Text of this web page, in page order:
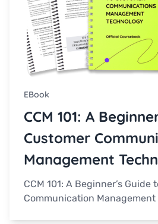
eBook
CCM 101: A
Customer
Management
CCM 101: A Beginner’s Guide
Communication Management